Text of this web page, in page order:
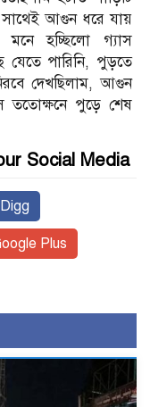
সাথেই আগুন ধরে যায়
মনে হচ্ছিলো গ্যাস
যেতে পারিনি, পুড়তে
দেখছিলাম, আগুন
ততোক্ষনে পুড়ে শেষ
Social Media
Digg
Plus